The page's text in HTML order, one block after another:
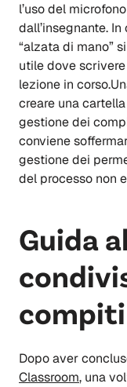
l’uso del
dall’insegnante.
“alzata di mano”
utile dove
lezione in
creare una
gestione dei
conviene
gestione dei
del processo non
Guida
Dopo aver
Classroom, una